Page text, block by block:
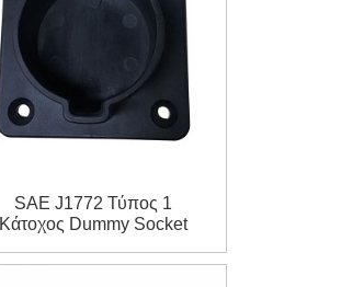
SAE J1772 Τύπος 1
Κάτοχος Dummy Socket